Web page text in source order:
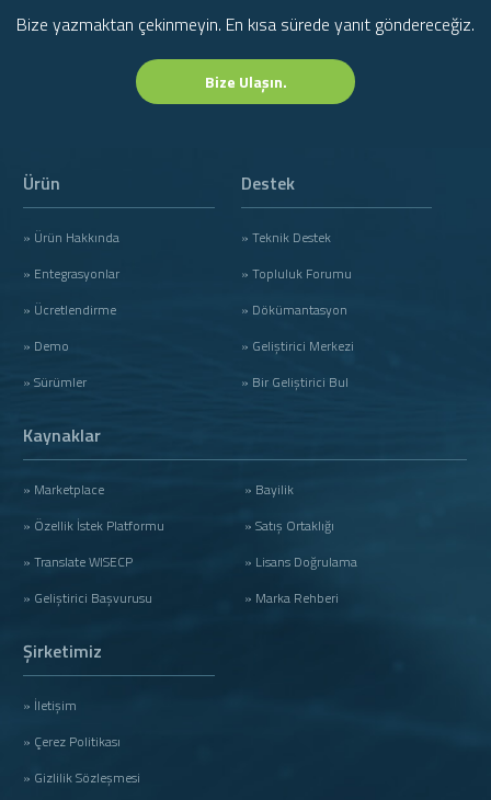
Bize yazmaktan çekinmeyin. En kısa sürede yanıt göndereceğiz.
Bize Ulaşın.
Ürün
» Ürün Hakkında
» Entegrasyonlar
» Ücretlendirme
» Demo
» Sürümler
Destek
» Teknik Destek
» Topluluk Forumu
» Dökümantasyon
» Geliştirici Merkezi
» Bir Geliştirici Bul
Kaynaklar
» Marketplace
» Özellik İstek Platformu
» Translate WISECP
» Geliştirici Başvurusu
» Bayilik
» Satış Ortaklığı
» Lisans Doğrulama
» Marka Rehberi
Şirketimiz
» İletişim
» Çerez Politikası
» Gizlilik Sözleşmesi